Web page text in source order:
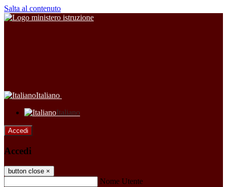
Salta al contenuto
Italiano
Italiano
Accedi
Accedi
button close ×
Nome Utente